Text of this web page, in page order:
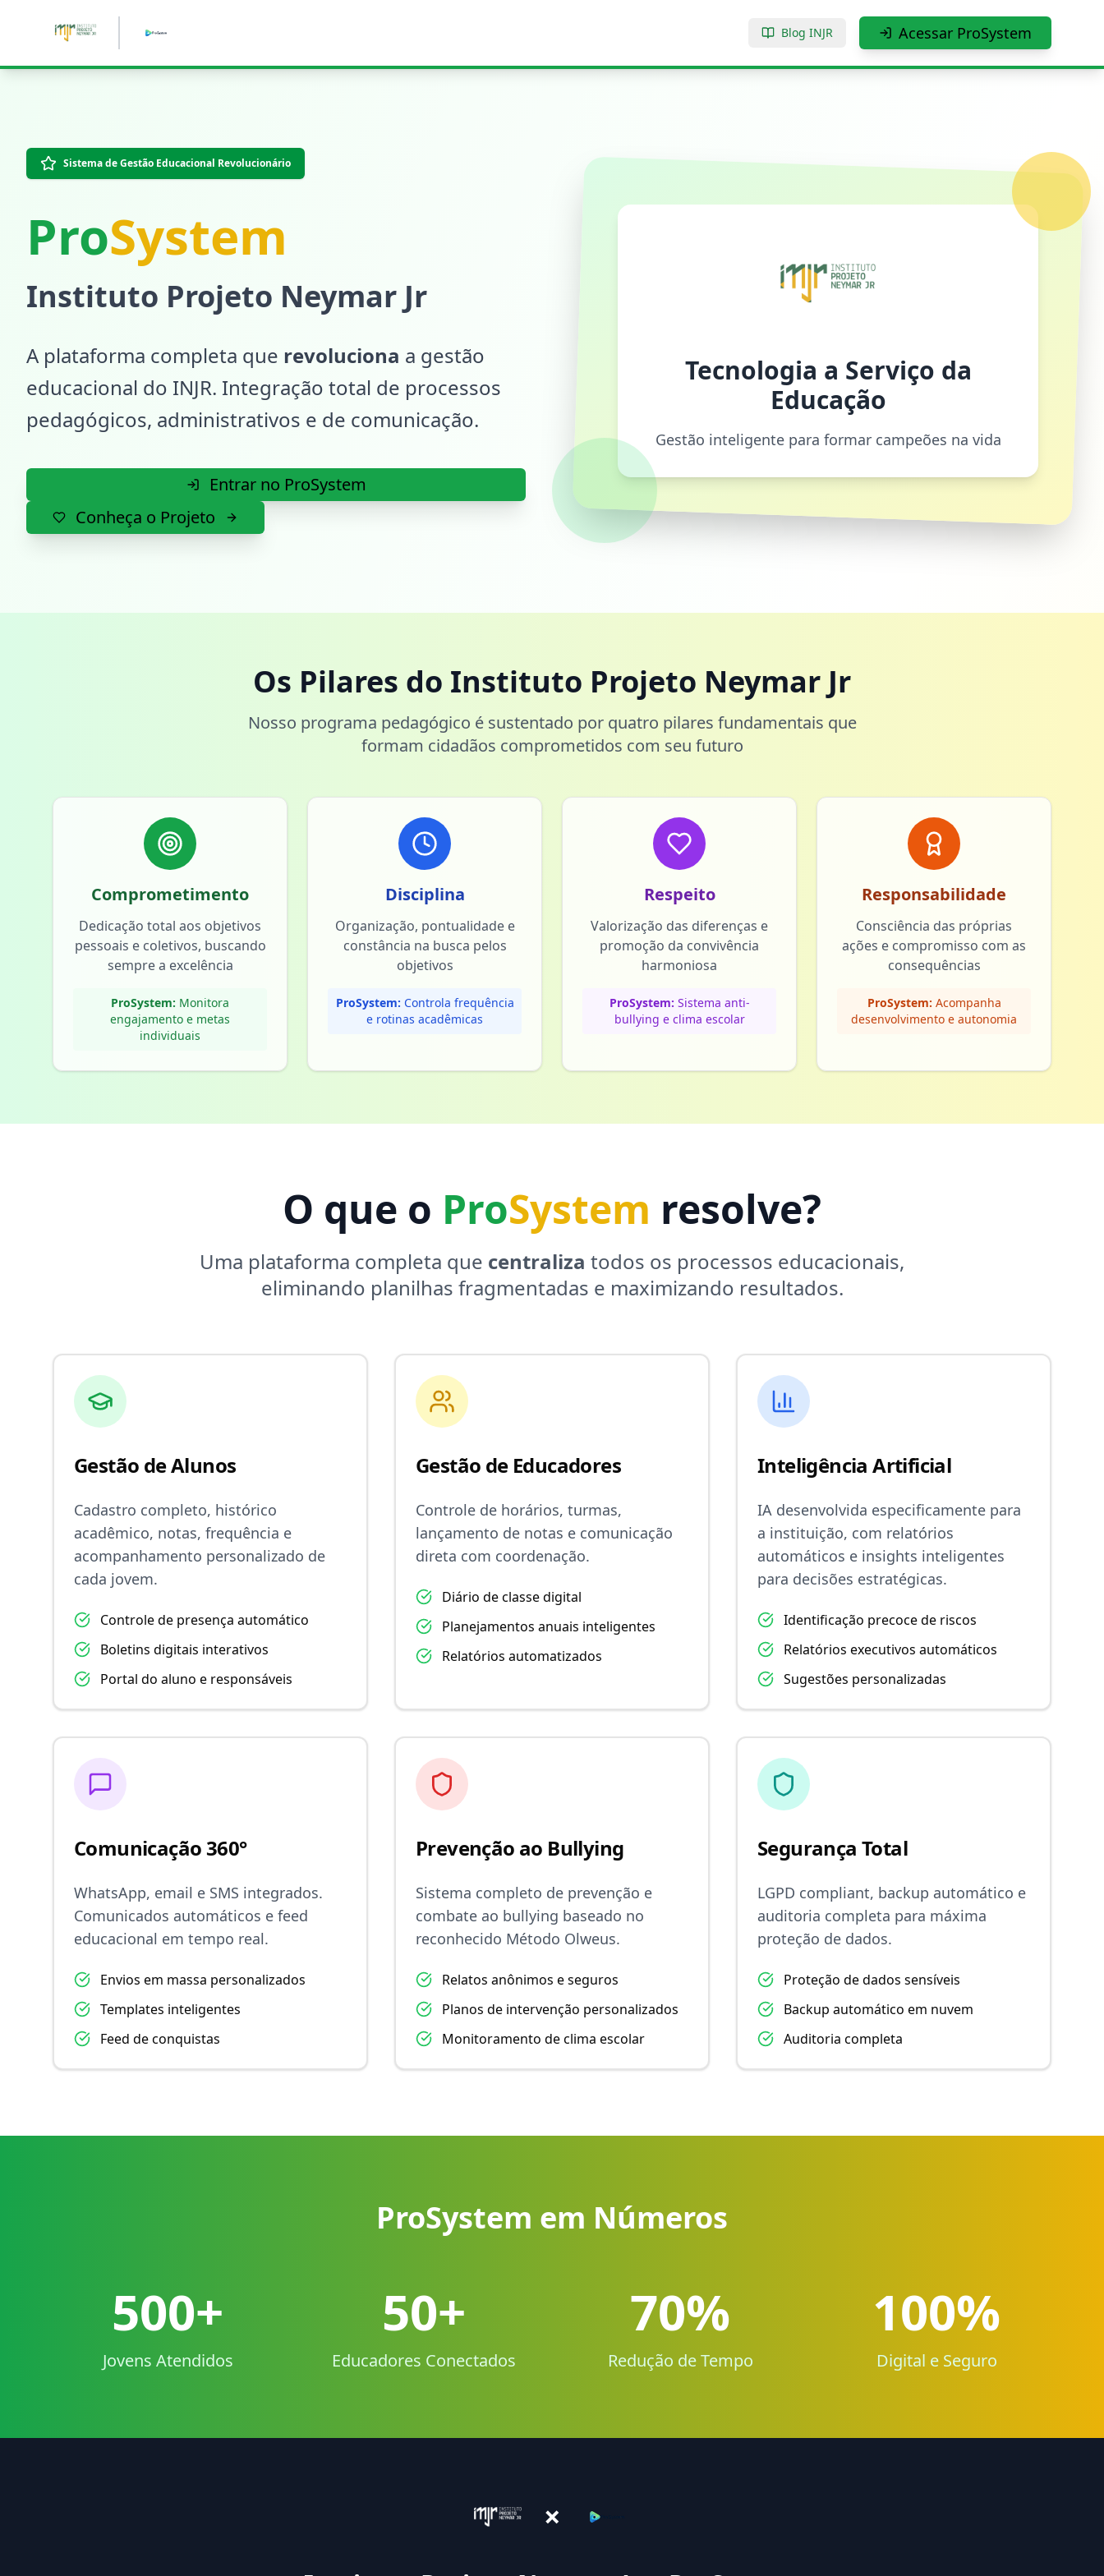
Pular para o conteúdo principal
Blog INJR Acessar ProSystem
Sistema de Gestão Educacional Revolucionário
ProSystem
Instituto Projeto Neymar Jr
A plataforma completa que revoluciona a gestão
educacional do INJR. Integração total de processos
pedagógicos, administrativos e de comunicação.
Entrar no ProSystem
Conheça o Projeto
Tecnologia a Serviço da
Educação
Gestão inteligente para formar campeões na vida
Os Pilares do Instituto Projeto Neymar Jr
Nosso programa pedagógico é sustentado por quatro pilares fundamentais que
formam cidadãos comprometidos com seu futuro
Comprometimento
Dedicação total aos objetivos
pessoais e coletivos, buscando
sempre a excelência
ProSystem: Monitora
engajamento e metas
individuais
Disciplina
Organização, pontualidade e
constância na busca pelos
objetivos
ProSystem: Controla frequência
e rotinas acadêmicas
Respeito
Valorização das diferenças e
promoção da convivência
harmoniosa
ProSystem: Sistema anti-
bullying e clima escolar
Responsabilidade
Consciência das próprias
ações e compromisso com as
consequências
ProSystem: Acompanha
desenvolvimento e autonomia
O que o ProSystem resolve?
Uma plataforma completa que centraliza todos os processos educacionais,
eliminando planilhas fragmentadas e maximizando resultados.
Gestão de Alunos
Cadastro completo, histórico
acadêmico, notas, frequência e
acompanhamento personalizado de
cada jovem.
Controle de presença automático
Boletins digitais interativos
Portal do aluno e responsáveis
Gestão de Educadores
Controle de horários, turmas,
lançamento de notas e comunicação
direta com coordenação.
Diário de classe digital
Planejamentos anuais inteligentes
Relatórios automatizados
Inteligência Artificial
IA desenvolvida especificamente para
a instituição, com relatórios
automáticos e insights inteligentes
para decisões estratégicas.
Identificação precoce de riscos
Relatórios executivos automáticos
Sugestões personalizadas
Comunicação 360°
WhatsApp, email e SMS integrados.
Comunicados automáticos e feed
educacional em tempo real.
Envios em massa personalizados
Templates inteligentes
Feed de conquistas
Prevenção ao Bullying
Sistema completo de prevenção e
combate ao bullying baseado no
reconhecido Método Olweus.
Relatos anônimos e seguros
Planos de intervenção personalizados
Monitoramento de clima escolar
Segurança Total
LGPD compliant, backup automático e
auditoria completa para máxima
proteção de dados.
Proteção de dados sensíveis
Backup automático em nuvem
Auditoria completa
ProSystem em Números
500+
Jovens Atendidos
50+
Educadores Conectados
70%
Redução de Tempo
100%
Digital e Seguro
×